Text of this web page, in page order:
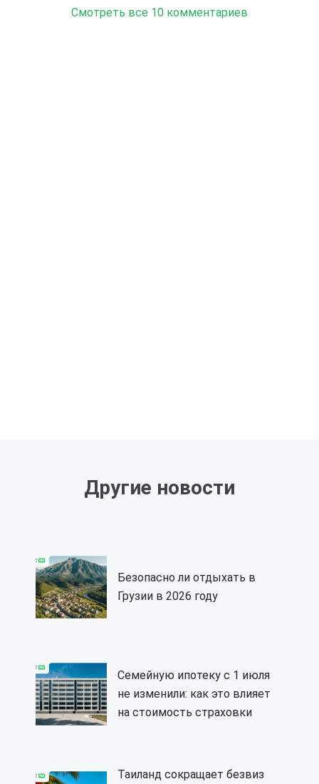
Смотреть все 10 комментариев
Другие новости
Безопасно ли отдыхать в
Грузии в 2026 году
Семейную ипотеку с 1 июля
не изменили: как это влияет
на стоимость страховки
Таиланд сокращает безвиз